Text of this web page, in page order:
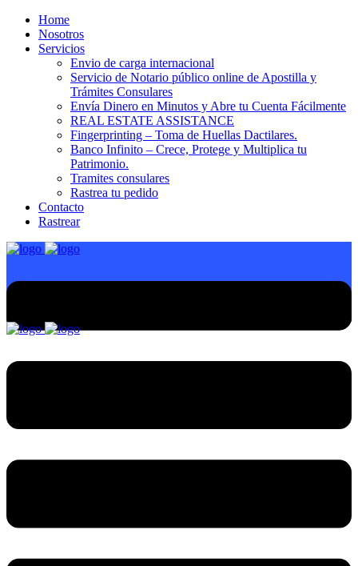
Home
Nosotros
Servicios
Envio de carga internacional
Servicio de Notario público online de Apostilla y
Trámites Consulares
Envía Dinero en Minutos y Abre tu Cuenta Fácilmente
REAL ESTATE ASSISTANCE
Fingerprinting – Toma de Huellas Dactilares.
Banco Infinito – Crece, Protege y Multiplica tu
Patrimonio.
Tramites consulares
Rastrea tu pedido
Contacto
Rastrear